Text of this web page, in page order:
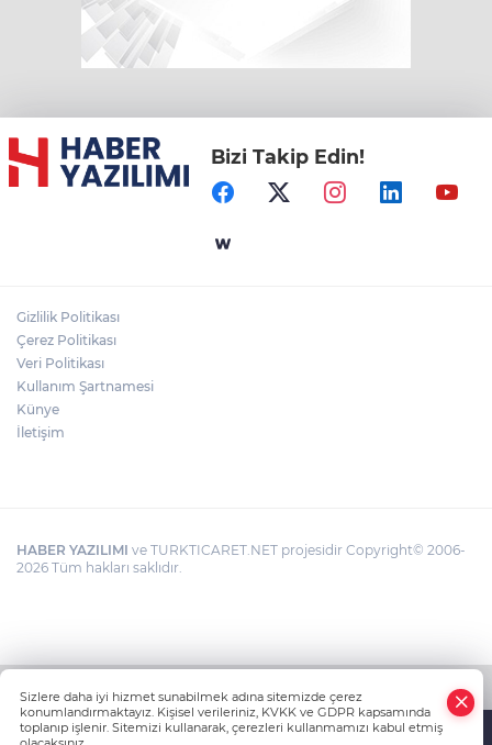
Bizi Takip Edin!
Gizlilik Politikası
Çerez Politikası
Veri Politikası
Kullanım Şartnamesi
Künye
İletişim
HABER YAZILIMI ve TURKTICARET.NET projesidir Copyright© 2006-
2026 Tüm hakları saklıdır.
Sizlere daha iyi hizmet sunabilmek adına sitemizde çerez
konumlandırmaktayız. Kişisel verileriniz, KVKK ve GDPR kapsamında
toplanıp işlenir. Sitemizi kullanarak, çerezleri kullanmamızı kabul etmiş